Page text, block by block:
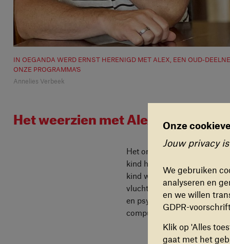
IN OEGANDA WERD ERNST HERENIGD MET ALEX, EEN OUD-
ONZE PROGRAMMA'S
Annelies Verbeek
Het weerzien met Alex
Het onthaal in Oeganda
kind heeft hij meegedaan
kind werd Alex ontvoerd
vluchtelingenkamp waar
en psychosociale
computers.” Nu runt hij zijn
werkt.
Onze
Jouw privacy
We gebruiken
analyseren en
en we willen
GDPR-
Klik op 'Alles
gaat met het